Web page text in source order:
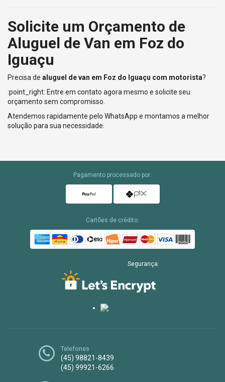
Solicite um Orçamento de
Aluguel de Van em Foz do
Iguaçu
Precisa de aluguel de van em Foz do Iguaçu com motorista?
:point_right: Entre em contato agora mesmo e solicite seu
orçamento sem compromisso.
Atendemos rapidamente pelo WhatsApp e montamos a melhor
solução para sua necessidade.
Pagamento processado por:
Cartões de crédito:
Segurança:
Telefones
(45) 98821-8439
(45) 99921-6266